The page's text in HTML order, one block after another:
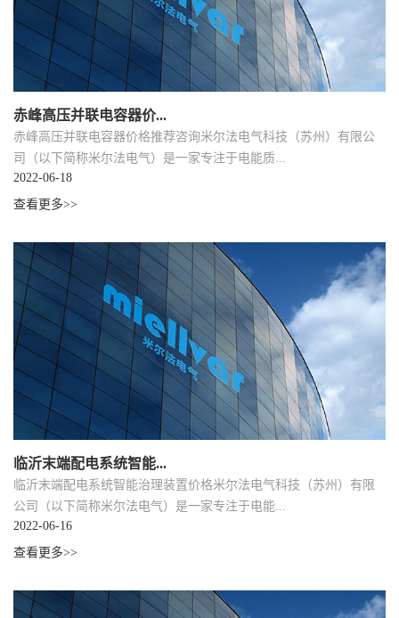
赤峰高压并联电容器价...
赤峰高压并联电容器价格推荐咨询米尔法电气科技（苏州）有限公
司（以下简称米尔法电气）是一家专注于电能质...
2022-06-18
查看更多>>
临沂末端配电系统智能...
临沂末端配电系统智能治理装置价格米尔法电气科技（苏州）有限
公司（以下简称米尔法电气）是一家专注于电能...
2022-06-16
查看更多>>